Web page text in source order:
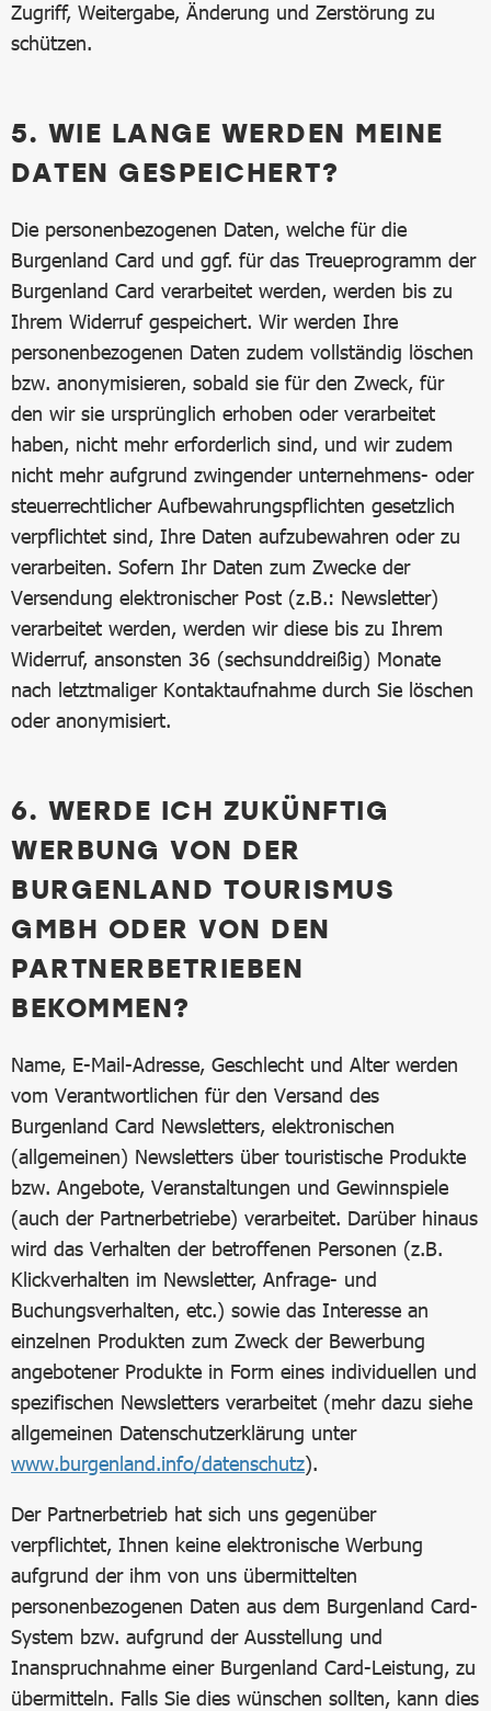
Zugriff, Weitergabe, Änderung und Zerstörung zu
schützen.
5. WIE LANGE WERDEN MEINE
DATEN GESPEICHERT?
Die personenbezogenen Daten, welche für die
Burgenland Card und ggf. für das Treueprogramm der
Burgenland Card verarbeitet werden, werden bis zu
Ihrem Widerruf gespeichert. Wir werden Ihre
personenbezogenen Daten zudem vollständig löschen
bzw. anonymisieren, sobald sie für den Zweck, für
den wir sie ursprünglich erhoben oder verarbeitet
haben, nicht mehr erforderlich sind, und wir zudem
nicht mehr aufgrund zwingender unternehmens- oder
steuerrechtlicher Aufbewahrungspflichten gesetzlich
verpflichtet sind, Ihre Daten aufzubewahren oder zu
verarbeiten. Sofern Ihr Daten zum Zwecke der
Versendung elektronischer Post (z.B.: Newsletter)
verarbeitet werden, werden wir diese bis zu Ihrem
Widerruf, ansonsten 36 (sechsunddreißig) Monate
nach letztmaliger Kontaktaufnahme durch Sie löschen
oder anonymisiert.
6. WERDE ICH ZUKÜNFTIG
WERBUNG VON DER
BURGENLAND TOURISMUS
GMBH ODER VON DEN
PARTNERBETRIEBEN
BEKOMMEN?
Name, E-Mail-Adresse, Geschlecht und Alter werden
vom Verantwortlichen für den Versand des
Burgenland Card Newsletters, elektronischen
(allgemeinen) Newsletters über touristische Produkte
bzw. Angebote, Veranstaltungen und Gewinnspiele
(auch der Partnerbetriebe) verarbeitet. Darüber hinaus
wird das Verhalten der betroffenen Personen (z.B.
Klickverhalten im Newsletter, Anfrage- und
Buchungsverhalten, etc.) sowie das Interesse an
einzelnen Produkten zum Zweck der Bewerbung
angebotener Produkte in Form eines individuellen und
spezifischen Newsletters verarbeitet (mehr dazu siehe
allgemeinen Datenschutzerklärung unter
www.burgenland.info/datenschutz).
Der Partnerbetrieb hat sich uns gegenüber
verpflichtet, Ihnen keine elektronische Werbung
aufgrund der ihm von uns übermittelten
personenbezogenen Daten aus dem Burgenland Card-
System bzw. aufgrund der Ausstellung und
Inanspruchnahme einer Burgenland Card-Leistung, zu
übermitteln. Falls Sie dies wünschen sollten, kann dies